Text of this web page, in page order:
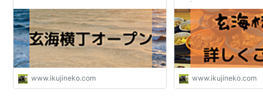
www.ikujineko.com www.ikujineko.com